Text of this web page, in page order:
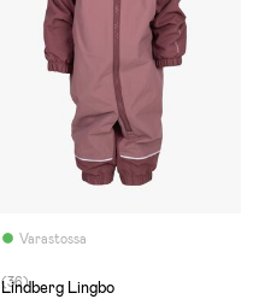
Varastossa
(36)
Lindberg Lingbo